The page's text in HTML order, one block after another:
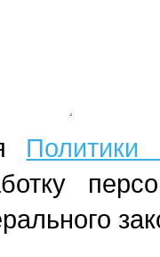
Политики